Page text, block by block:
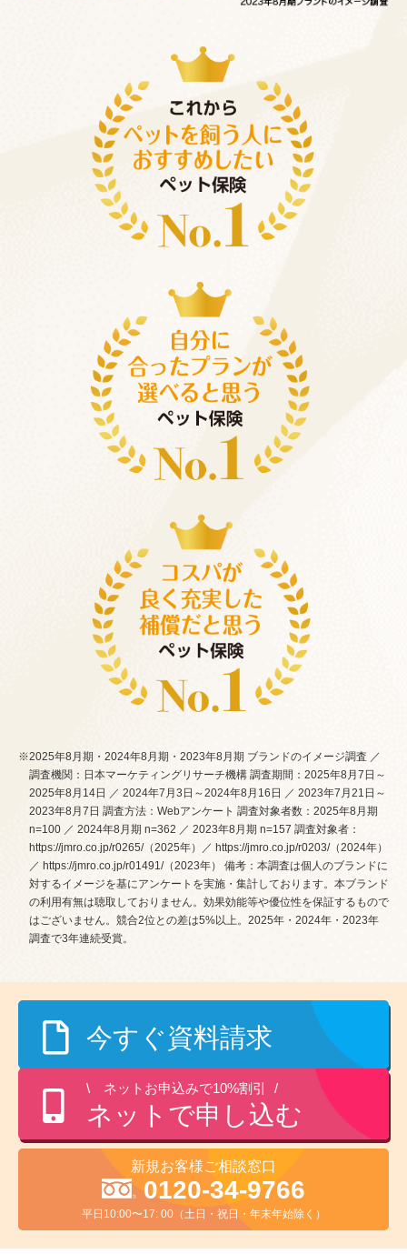
※2025年8月期・2024年8月期・2023年8月期 ブランドのイメージ調査 ／
調査機関：日本マーケティングリサーチ機構 調査期間：2025年8月7日～
2025年8月14日 ／ 2024年7月3日～2024年8月16日 ／ 2023年7月21日～
2023年8月7日 調査方法：Webアンケート 調査対象者数：2025年8月期
n=100 ／ 2024年8月期 n=362 ／ 2023年8月期 n=157 調査対象者：
https://jmro.co.jp/r0265/（2025年）／ https://jmro.co.jp/r0203/（2024年）
／ https://jmro.co.jp/r01491/（2023年） 備考：本調査は個人のブランドに
対するイメージを基にアンケートを実施・集計しております。本ブランド
の利用有無は聴取しておりません。効果効能等や優位性を保証するもので
はございません。競合2位との差は5%以上。2025年・2024年・2023年
調査で3年連続受賞。
今すぐ資料請求
ネットお申込みで10%割引
ネットで申し込む
新規お客様ご相談窓口
0120-34-9766
平日10:00〜17: 00（土日・祝日・年末年始除く）